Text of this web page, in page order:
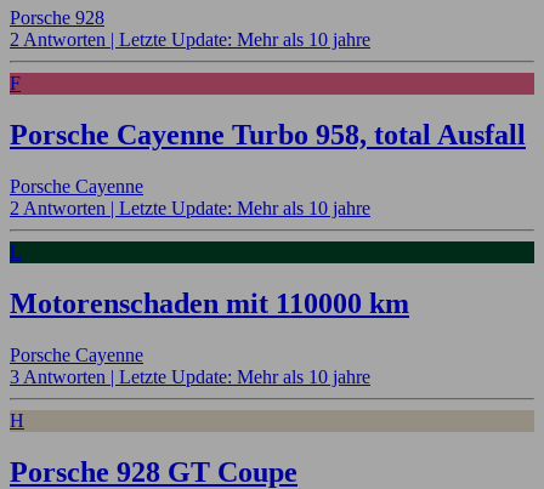
Porsche 928
2 Antworten | Letzte Update: Mehr als 10 jahre
F
Porsche Cayenne Turbo 958, total Ausfall
Porsche Cayenne
2 Antworten | Letzte Update: Mehr als 10 jahre
L
Motorenschaden mit 110000 km
Porsche Cayenne
3 Antworten | Letzte Update: Mehr als 10 jahre
H
Porsche 928 GT Coupe